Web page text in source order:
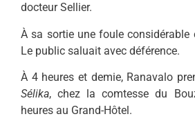
docteur Sellier.
À sa sortie une foule considérable
Le public saluait avec déférence.
À 4 heures et demie, Ranavalo
Sélika, chez la comtesse du
heures au Grand-Hôtel.